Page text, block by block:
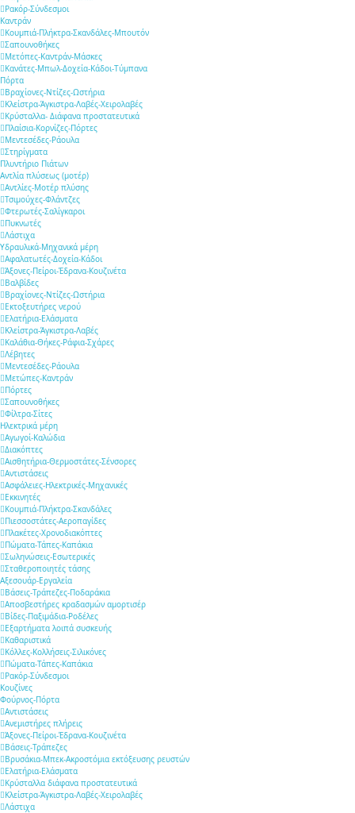
Ρακόρ-Σύνδεσμοι
Καντράν
Κουμπιά-Πλήκτρα-Σκανδάλες-Μπουτόν
Σαπουνοθήκες
Μετόπες-Καντράν-Μάσκες
Κανάτες-Μπωλ-Δοχεία-Κάδοι-Τύμπανα
Πόρτα
Βραχίονες-Ντίζες-Ωστήρια
Κλείστρα-Άγκιστρα-Λαβές-Χειρολαβές
Κρύσταλλα- Διάφανα προστατευτικά
Πλαίσια-Κορνίζες-Πόρτες
Μεντεσέδες-Ράουλα
Στηρίγματα
Πλυντήριο Πιάτων
Αντλία πλύσεως (μοτέρ)
Αντλίες-Μοτέρ πλύσης
Τσιμούχες-Φλάντζες
Φτερωτές-Σαλίγκαροι
Πυκνωτές
Λάστιχα
Υδραυλικά-Mηχανικά μέρη
Αφαλατωτές-Δοχεία-Κάδοι
Άξονες-Πείροι-Έδρανα-Κουζινέτα
Βαλβίδες
Βραχίονες-Ντίζες-Ωστήρια
Εκτοξευτήρες νερού
Ελατήρια-Ελάσματα
Κλείστρα-Άγκιστρα-Λαβές
Καλάθια-Θήκες-Ράφια-Σχάρες
Λέβητες
Μεντεσέδες-Ράουλα
Μετώπες-Καντράν
Πόρτες
Σαπουνοθήκες
Φίλτρα-Σίτες
Ηλεκτρικά μέρη
Αγωγοί-Καλώδια
Διακόπτες
Αισθητήρια-Θερμοστάτες-Σένσορες
Αντιστάσεις
Ασφάλειες-Ηλεκτρικές-Μηχανικές
Εκκινητές
Κουμπιά-Πλήκτρα-Σκανδάλες
Πιεσσοστάτες-Αεροπαγίδες
Πλακέτες-Χρονοδιακόπτες
Πώματα-Τάπες-Καπάκια
Σωληνώσεις-Εσωτερικές
Σταθεροποιητές τάσης
Αξεσουάρ-Εργαλεία
Βάσεις-Τράπεζες-Ποδαράκια
Αποσβεστήρες κραδασμών αμορτισέρ
Βίδες-Παξιμάδια-Ροδέλες
Εξαρτήματα λοιπά συσκευής
Καθαριστικά
Κόλλες-Κολλήσεις-Σιλικόνες
Πώματα-Τάπες-Καπάκια
Ρακόρ-Σύνδεσμοι
Κουζίνες
Φούρνος-Πόρτα
Αντιστάσεις
Ανεμιστήρες πλήρεις
Άξονες-Πείροι-Έδρανα-Κουζινέτα
Βάσεις-Τράπεζες
Βρυσάκια-Μπεκ-Ακροστόμια εκτόξευσης ρευστών
Ελατήρια-Ελάσματα
Κρύσταλλα διάφανα προστατευτικά
Κλείστρα-Άγκιστρα-Λαβές-Χειρολαβές
Λάστιχα